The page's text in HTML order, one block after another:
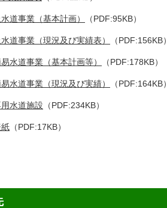
道事業（基本計画） （PDF:95KB）
道事業（現況及び実績表） （PDF:156KB）
水道事業（基本計画等） （PDF:178KB）
水道事業（現況及び実績） （PDF:164KB）
水道施設 （PDF:234KB）
（PDF:17KB）